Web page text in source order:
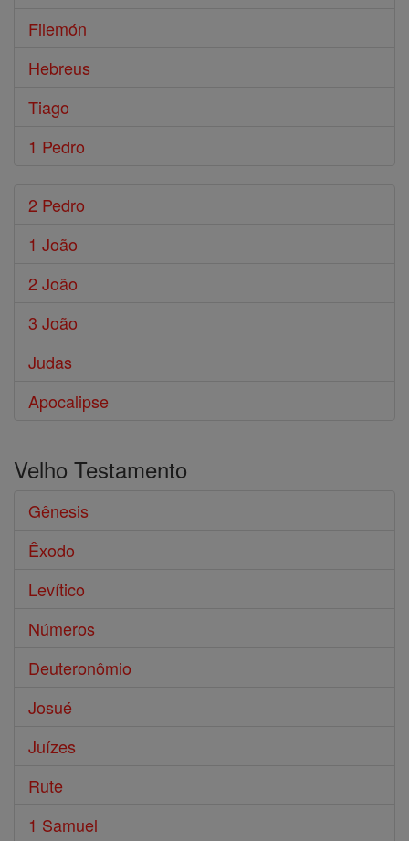
Filemón
Hebreus
Tiago
1 Pedro
2 Pedro
1 João
2 João
3 João
Judas
Apocalipse
Velho Testamento
Gênesis
Êxodo
Levítico
Números
Deuteronômio
Josué
Juízes
Rute
1 Samuel